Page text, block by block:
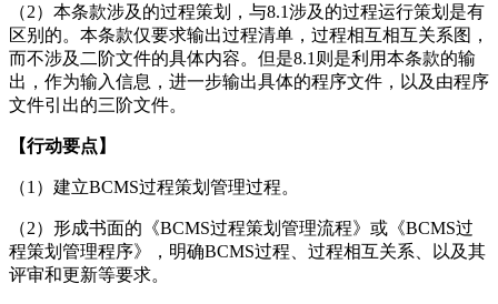
（2）本条款涉及的过程策划，与8.1涉及的过程运行策划是有
区别的。本条款仅要求输出过程清单，过程相互相互关系图，
而不涉及二阶文件的具体内容。但是8.1则是利用本条款的输
出，作为输入信息，进一步输出具体的程序文件，以及由程序
文件引出的三阶文件。
【行动要点】
（1）建立BCMS过程策划管理过程。
（2）形成书面的《BCMS过程策划管理流程》或《BCMS过
程策划管理程序》，明确BCMS过程、过程相互关系、以及其
评审和更新等要求。